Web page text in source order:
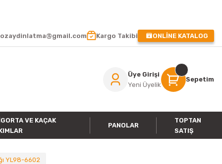
Kargo Takibi ONLİNE KATALOG
Üye Girişi
Yeni Üyelik
Sepetim
VE KAÇAK
PANOLAR
TOPTAN
SATIŞ
YL98-6602